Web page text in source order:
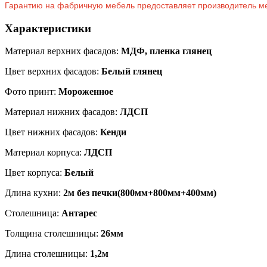
Гарантию на фабричную мебель предоставляет производитель
Характеристики
Материал верхних фасадов: МДФ, пленка глянец
Цвет верхних фасадов: Белый глянец
Фото принт: Мороженное
Материал нижних фасадов: ЛДСП
Цвет нижних фасадов: Кенди
Материал корпуса: ЛДСП
Цвет корпуса: Белый
Длина кухни: 2м без печки(800мм+800мм+400мм)
Столешница: Антарес
Толщина столешницы: 26мм
Длина столешницы: 1,2м